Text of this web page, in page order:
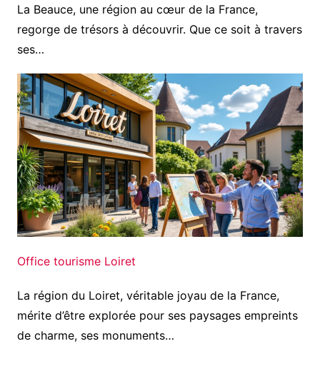
La Beauce, une région au cœur de la France,
regorge de trésors à découvrir. Que ce soit à travers
ses…
Office tourisme Loiret
La région du Loiret, véritable joyau de la France,
mérite d’être explorée pour ses paysages empreints
de charme, ses monuments…